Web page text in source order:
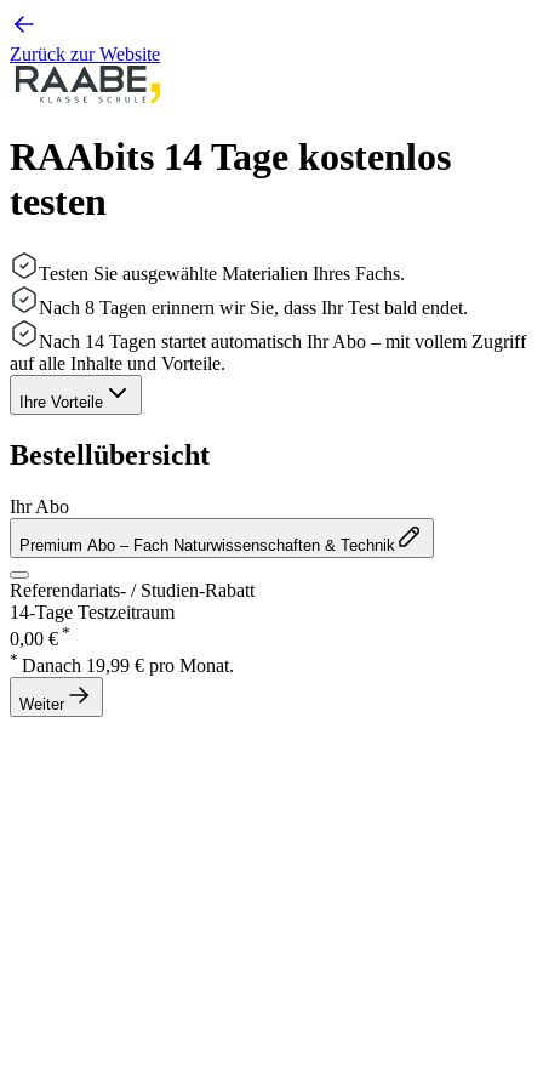
Zurück zur Website
RAAbits 14 Tage kostenlos
testen
Testen Sie ausgewählte Materialien Ihres Fachs.
Nach 8 Tagen erinnern wir Sie, dass Ihr Test bald endet.
Nach 14 Tagen startet automatisch Ihr Abo – mit vollem Zugriff
auf alle Inhalte und Vorteile.
Ihre Vorteile
Bestellübersicht
Ihr Abo
Premium Abo – Fach Naturwissenschaften & Technik
Referendariats- / Studien-Rabatt
14-Tage Testzeitraum
0,00 € *
* Danach 19,99 € pro Monat.
Weiter